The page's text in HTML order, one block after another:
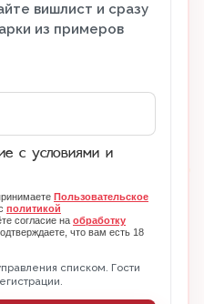
вишлист и сразу
из примеров
с условиями и
Пользовательское
политикой
согласие на обработку
что вам есть 18
списком. Гости